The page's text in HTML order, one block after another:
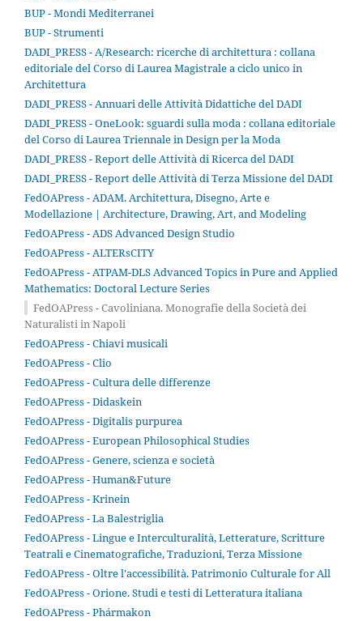
BUP - Mondi Mediterranei
BUP - Strumenti
DADI_PRESS - A/Research: ricerche di architettura : collana
editoriale del Corso di Laurea Magistrale a ciclo unico in
Architettura
DADI_PRESS - Annuari delle Attività Didattiche del DADI
DADI_PRESS - OneLook: sguardi sulla moda : collana editoriale
del Corso di Laurea Triennale in Design per la Moda
DADI_PRESS - Report delle Attività di Ricerca del DADI
DADI_PRESS - Report delle Attività di Terza Missione del DADI
FedOAPress - ADAM. Architettura, Disegno, Arte e
Modellazione | Architecture, Drawing, Art, and Modeling
FedOAPress - ADS Advanced Design Studio
FedOAPress - ALTERsCITY
FedOAPress - ATPAM-DLS Advanced Topics in Pure and Applied
Mathematics: Doctoral Lecture Series
FedOAPress - Cavoliniana. Monografie della Società dei
Naturalisti in Napoli
FedOAPress - Chiavi musicali
FedOAPress - Clio
FedOAPress - Cultura delle differenze
FedOAPress - Didaskein
FedOAPress - Digitalis purpurea
FedOAPress - European Philosophical Studies
FedOAPress - Genere, scienza e società
FedOAPress - Human&Future
FedOAPress - Krinein
FedOAPress - La Balestriglia
FedOAPress - Lingue e Interculturalità, Letterature, Scritture
Teatrali e Cinematografiche, Traduzioni, Terza Missione
FedOAPress - Oltre l'accessibilità. Patrimonio Culturale for All
FedOAPress - Orione. Studi e testi di Letteratura italiana
FedOAPress - Phármakon